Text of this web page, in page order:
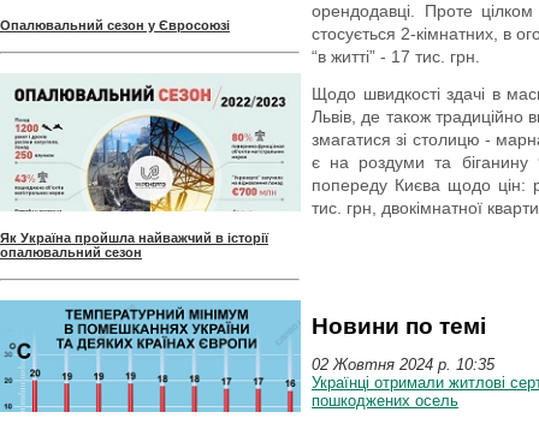
Опалювальний сезон у Євросоюзі
Як Україна пройшла найважчий в історії
опалювальний сезон
орендодавці. Проте
стосується 2-кімнатних, в
“в житті” - 17 тис. грн.
Щодо швидкості здачі в
Львів, де також
змагатися зі столицю -
є на роздуми та
попереду Києва щодо цін:
тис. грн, двокімнатної
Новини по темі
02 Жовтня 2024 p. 10:35
Українці отримали житлові
пошкоджених осель